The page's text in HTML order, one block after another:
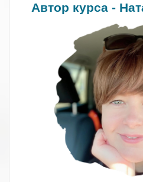
Автор курса -